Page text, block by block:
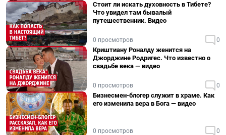
Стоит ли искать духовность в Тибете?
Что увидел там бывалый
путешественник. Видео
0 просмотров 0
Криштиану Роналду женится на
Джорджине Родригес. Что известно о
свадьбе века — видео
0 просмотров 0
Бизнесмен-блогер служит в храме. Как
его изменила вера в Бога — видео
0 просмотров 0